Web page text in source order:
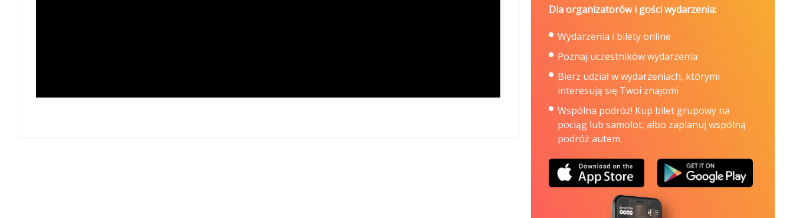
Dla organizatorów i gości wydarzenia:
Wydarzenia i bilety online
Poznaj uczestników wydarzenia
Bierz udział w wydarzeniach, którymi
interesują się Twoi znajomi
Wspólna podróż! Kup bilet grupowy na
pociąg lub samolot, albo zaplanuj wspólną
podróż autem.